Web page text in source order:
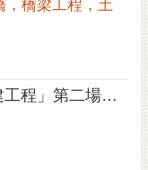
，橋梁工程，土
舉行「白河區南98線慈光橋改建工程」第二場公聽會，特此公告周知。